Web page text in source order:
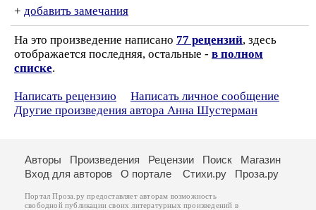
+ добавить замечания
На это произведение написано 77 рецензий, здесь
отображается последняя, остальные - в полном
списке.
Написать рецензию
Написать личное сообщение
Другие произведения автора Анна Шустерман
Авторы Произведения Рецензии Поиск
Магазин
Вход для авторов
О портале Стихи.ру Проза.ру
Портал Проза.ру предоставляет авторам возможность
свободной публикации своих литературных произведений в